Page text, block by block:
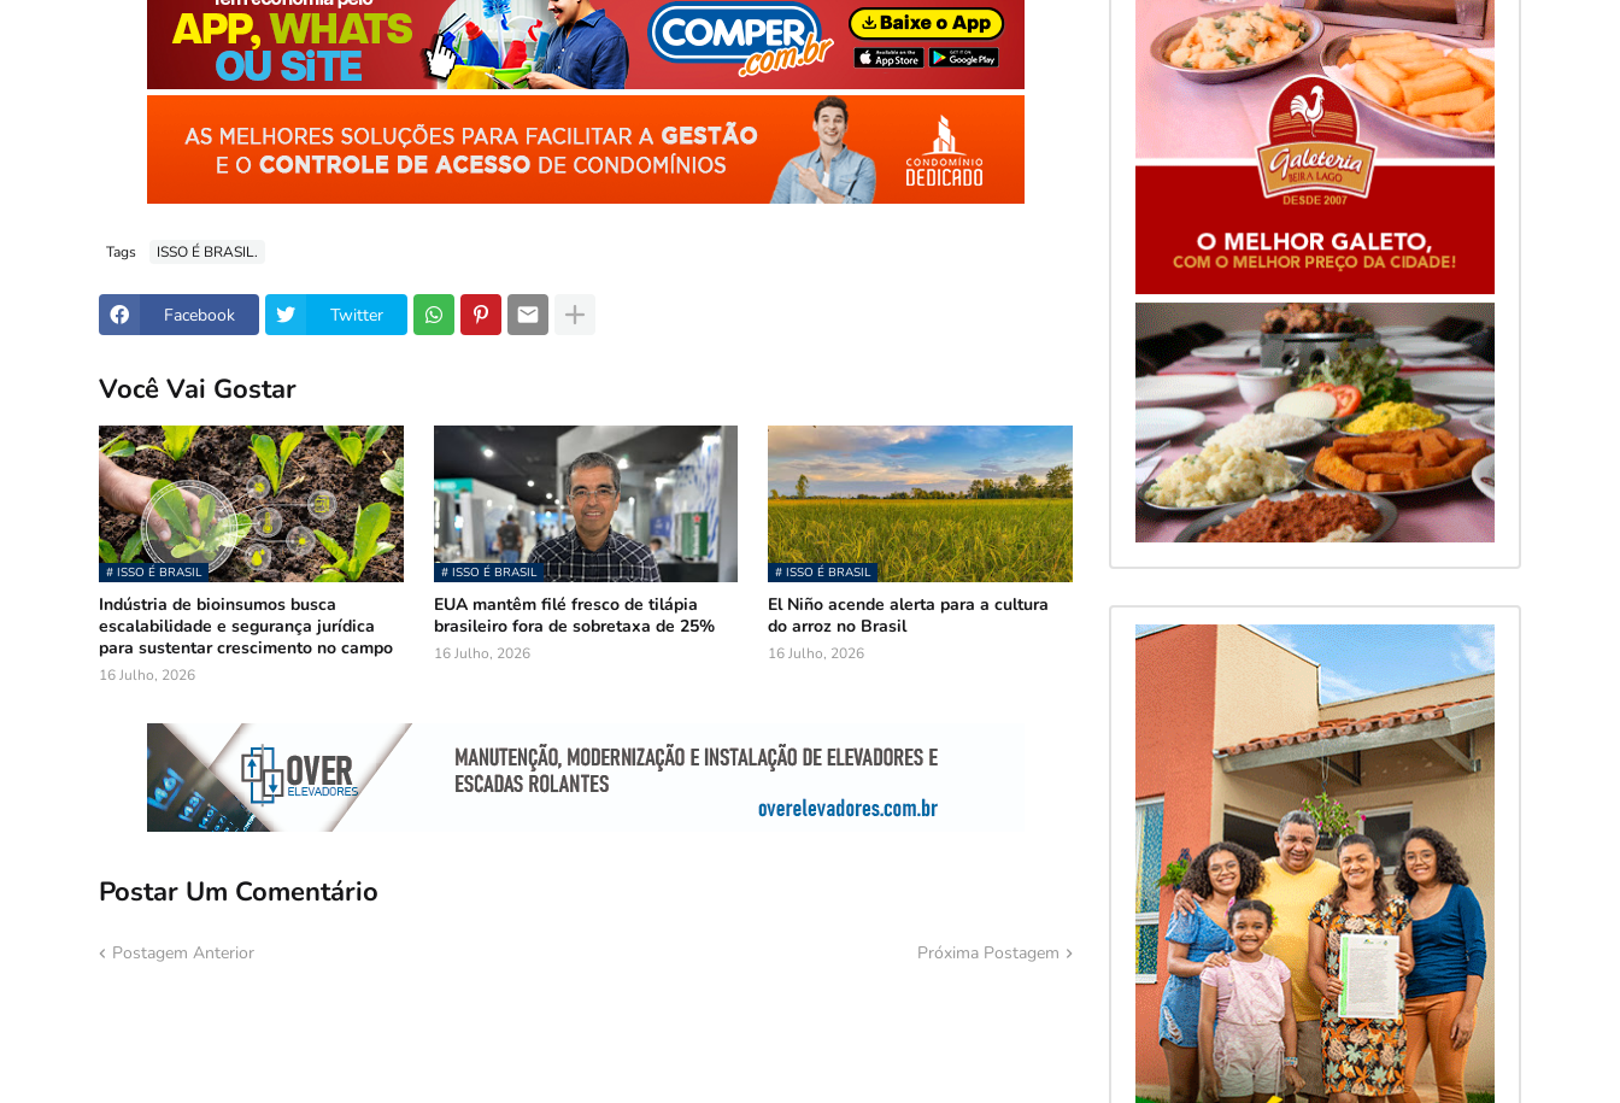
Tags ISSO É BRASIL.
Facebook Twitter
Você Vai Gostar
# ISSO É BRASIL
Indústria de bioinsumos busca
escalabilidade e segurança jurídica
para sustentar crescimento no campo
16 Julho, 2026
# ISSO É BRASIL
EUA mantêm filé fresco de tilápia
brasileiro fora de sobretaxa de 25%
16 Julho, 2026
# ISSO É BRASIL
El Niño acende alerta para a cultura
do arroz no Brasil
16 Julho, 2026
Postar Um Comentário
Postagem Anterior Próxima Postagem